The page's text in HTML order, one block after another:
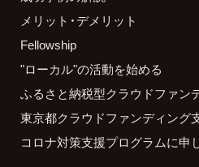
メリット・デメリット
Fellowship
"ローカル"の活動を始める
ふるさと納税型クラウドファン
東京都クラウドファンディング
コロナ対策支援プログラムに申